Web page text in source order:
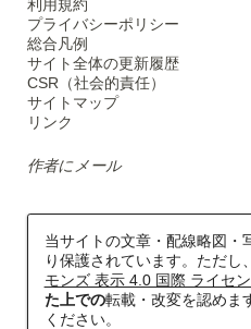
利用規約
プライバシーポリシー
総合凡例
サイト全体の更新履歴
CSR（社会的責任）
サイトマップ
リンク
作者にメール
当サイトの文章・配線略図・
り保護されています。ただし
モンズ 表示 4.0 国際 ライセ
た上での転載・改変を認めま
ください。